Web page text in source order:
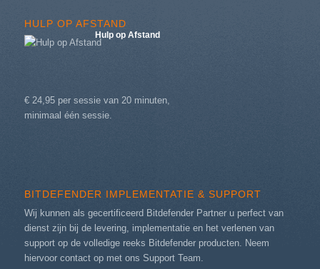
HULP OP AFSTAND
Hulp op Afstand
€ 24,95 per sessie van 20 minuten,
minimaal één sessie.
BITDEFENDER IMPLEMENTATIE & SUPPORT
Wij kunnen als gecertificeerd Bitdefender Partner u perfect van
dienst zijn bij de levering, implementatie en het verlenen van
support op de volledige reeks Bitdefender producten. Neem
hiervoor contact op met ons Support Team